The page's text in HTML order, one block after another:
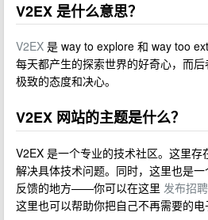
V2EX 是什么意思？
V2EX 是 way to explore 和 way too
每天都产生的探索世界的好奇心，而
极致的态度和决心。
V2EX 网站的主题是什么？
V2EX 是一个专业的技术社区。这里存
解决具体技术问题。同时，这里也是
反馈的地方——你可以在这里 发布招聘
这里也可以帮助你把自己不再需要的电